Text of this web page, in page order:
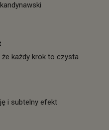
każdy krok to czysta
i subtelny efekt